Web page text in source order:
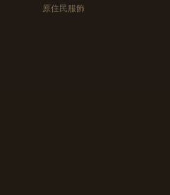
原住民服飾